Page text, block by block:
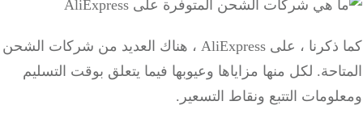
كما ذكرنا ، على AliExpress ، هناك العديد من شركات الشحن
لكل منها مزاياها وعيوبها فيما يتعلق بوقت التسليم
التتبع ونقاط التسعير.